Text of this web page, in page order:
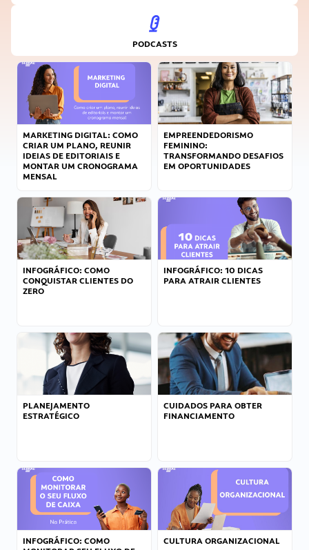
PODCASTS
MARKETING DIGITAL: COMO
CRIAR UM PLANO, REUNIR
IDEIAS DE EDITORIAIS E
MONTAR UM CRONOGRAMA
MENSAL
EMPREENDEDORISMO
FEMININO:
TRANSFORMANDO DESAFIOS
EM OPORTUNIDADES
INFOGRÁFICO: COMO
CONQUISTAR CLIENTES DO
ZERO
INFOGRÁFICO: 10 DICAS
PARA ATRAIR CLIENTES
PLANEJAMENTO
ESTRATÉGICO
CUIDADOS PARA OBTER
FINANCIAMENTO
INFOGRÁFICO: COMO
CULTURA ORGANIZACIONAL